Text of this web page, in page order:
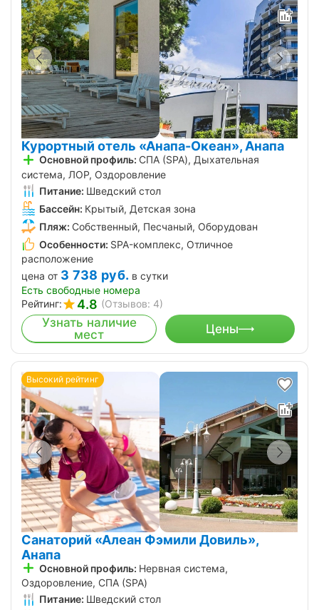
Курортный отель «Анапа-Океан», Анапа
Основной профиль: СПА (SPA), Дыхательная
система, ЛОР, Оздоровление
Питание: Шведский стол
Бассейн: Крытый, Детская зона
Пляж: Собственный, Песчаный, Оборудован
Особенности: SPA-комплекс, Отличное
расположение
цена от 3 738 руб. в сутки
Есть свободные номера
Рейтинг:
4.8 (Отзывов: 4)
Узнать наличие
мест
Цены
Высокий рейтинг
Санаторий «Алеан Фэмили Довиль»,
Анапа
Основной профиль: Нервная система,
Оздоровление, СПА (SPA)
Питание: Шведский стол